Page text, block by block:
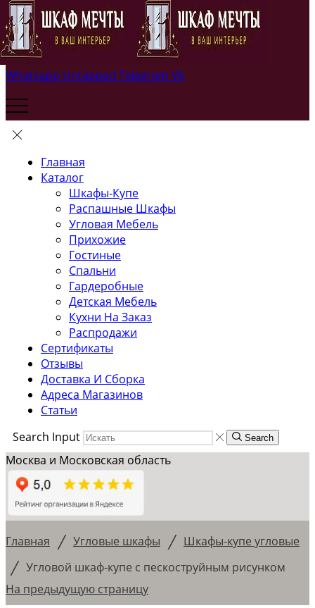
Whatsapp Untapped Telegram Vk
Главная
Каталог
Шкафы-Купе
Распашные Шкафы
Угловая Мебель
Прихожие
Гостиные
Спальни
Гардеробные
Детская Мебель
Кухни На Заказ
Распродажи
Сертификаты
Отзывы
Доставка И Сборка
Адреса Магазинов
Статьи
Search Input
Search
Москва и Московская область
Главная / Угловые шкафы / Шкафы-купе угловые
/ Угловой шкаф-купе с пескоструйным рисунком
На предыдущую страницу